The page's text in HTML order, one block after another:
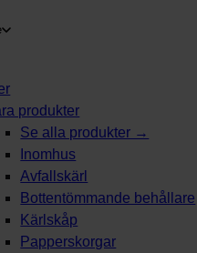
produkter
Se alla produkter →
Inomhus
Avfallskärl
Bottentömmande behållare
Kärlskåp
Papperskorgar